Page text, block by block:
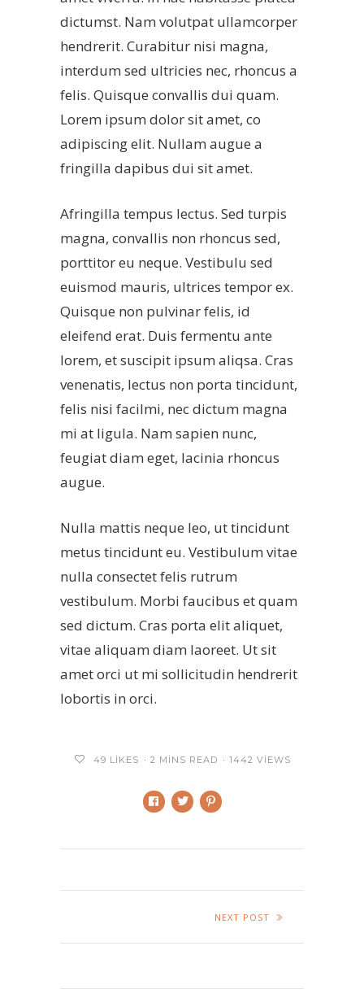
dictumst. Nam volutpat ullamcorper
hendrerit. Curabitur nisi magna,
interdum sed ultricies nec, rhoncus a
felis. Quisque convallis dui quam.
Lorem ipsum dolor sit amet, co
adipiscing elit. Nullam augue a
fringilla dapibus dui sit amet.
Afringilla tempus lectus. Sed turpis
magna, convallis non rhoncus sed,
porttitor eu neque. Vestibulu sed
euismod mauris, ultrices tempor ex.
Quisque non pulvinar felis, id
eleifend erat. Duis fermentu ante
lorem, et suscipit ipsum aliqsa. Cras
venenatis, lectus non porta tincidunt,
felis nisi facilmi, nec dictum magna
mi at ligula. Nam sapien nunc,
feugiat diam eget, lacinia rhoncus
augue.
Nulla mattis neque leo, ut tincidunt
metus tincidunt eu. Vestibulum vitae
nulla consectet felis rutrum
vestibulum. Morbi faucibus et quam
sed dictum. Cras porta elit aliquet,
vitae aliquam diam laoreet. Ut sit
amet orci ut mi sollicitudin hendrerit
lobortis in orci.
49 LIKES 2 MINS READ 1442 VIEWS
NEXT POST